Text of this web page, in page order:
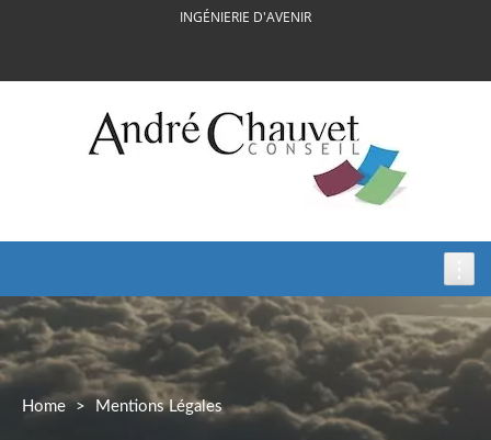
INGÉNIERIE D'AVENIR
Home > Mentions Légales